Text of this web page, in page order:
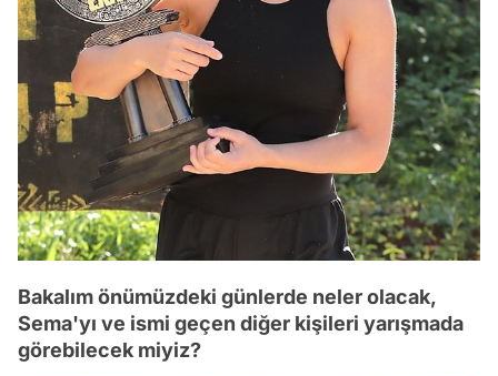
Bakalım önümüzdeki günlerde neler olacak,
Sema'yı ve ismi geçen diğer kişileri yarışmada
görebilecek miyiz?